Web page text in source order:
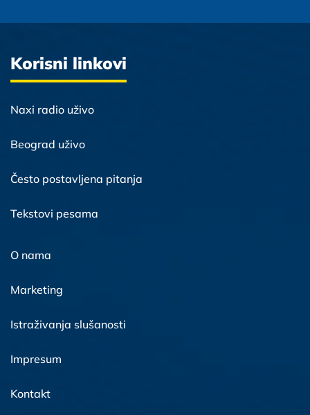
Korisni linkovi
Naxi radio uživo
Beograd uživo
Često postavljena pitanja
Tekstovi pesama
O nama
Marketing
Istraživanja slušanosti
Impresum
Kontakt